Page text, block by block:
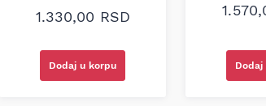
1.330,00 RSD
Dodaj u korpu